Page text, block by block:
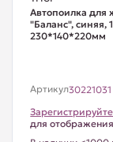
Автопоилка для
"Баланс", синяя,
230*140*220мм
Артикул30221031
для